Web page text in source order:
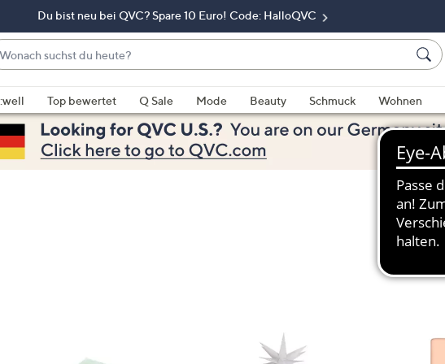
Du bist neu bei QVC? Spare 10 Euro! Code: HalloQVC
Top bewertet Q Sale Mode Beauty Schmuck Wohnen